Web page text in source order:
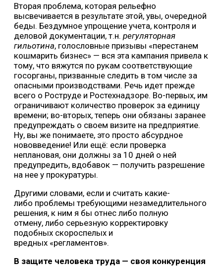
Вторая проблема, которая рельефно
высвечивается в результате этой, увы, очередной
беды. Бездумное упрощение учета, контроля и
деловой документации, т.н. регуляторная
гильотина, голословные призывы «перестанем
кошмарить бизнес» — вся эта кампания привела к
тому, что вяжутся по рукам соответствующие
госорганы, призванные следить в том числе за
опасными производствами. Речь идет прежде
всего о Роструде и Ростехнадзоре. Во-первых, им
ограничивают количество проверок за единицу
времени; во-вторых, теперь они обязаны заранее
предупреждать о своем визите на предприятие.
Ну, вы же понимаете, это просто абсурдное
нововведение! Или ещё: если проверка
неплановая, они должны за 10 дней о ней
предупредить, вдобавок — получить разрешение
на нее у прокуратуры.
Другими словами, если и считать какие-
либо проблемы требующими незамедлительного
решения, к ним я бы отнес либо полную
отмену, либо серьезную корректировку
подобных скороспелых и
вредных «регламентов».
В защите человека труда — своя конкуренция